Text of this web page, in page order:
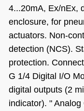
4...20mA, Ex/nEx,
enclosure, for
actuators. Non-
detection (NCS).
protection.
G 1/4 Digital I/O
digital outputs (2
indicator). "